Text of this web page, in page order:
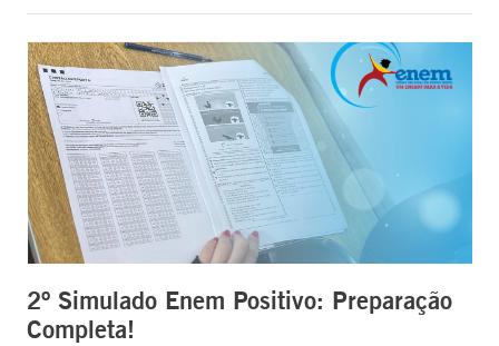
2º Simulado Enem Positivo: Preparação
Completa!